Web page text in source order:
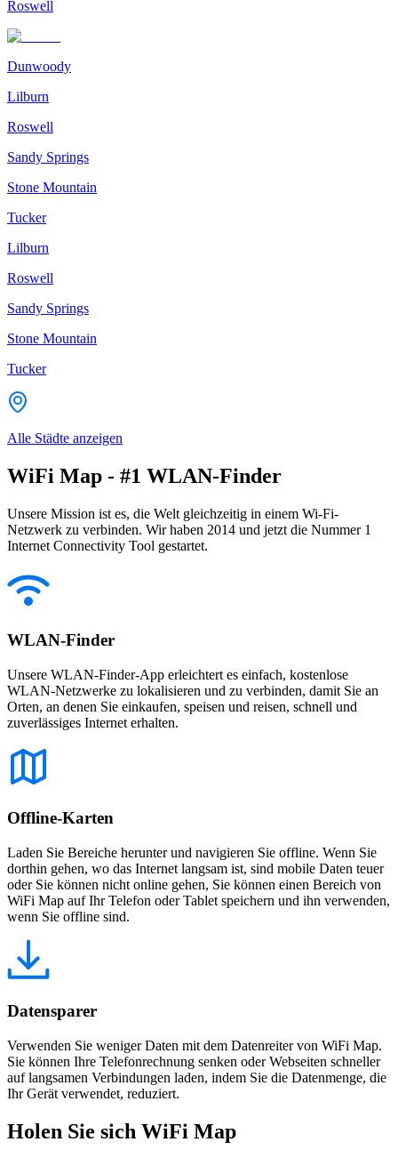
Roswell
Dunwoody
Lilburn
Roswell
Sandy Springs
Stone Mountain
Tucker
Lilburn
Roswell
Sandy Springs
Stone Mountain
Tucker
Alle Städte anzeigen
WiFi Map - #1 WLAN-Finder
Unsere Mission ist es, die Welt gleichzeitig in einem Wi-Fi-
Netzwerk zu verbinden. Wir haben 2014 und jetzt die Nummer 1
Internet Connectivity Tool gestartet.
WLAN-Finder
Unsere WLAN-Finder-App erleichtert es einfach, kostenlose
WLAN-Netzwerke zu lokalisieren und zu verbinden, damit Sie an
Orten, an denen Sie einkaufen, speisen und reisen, schnell und
zuverlässiges Internet erhalten.
Offline-Karten
Laden Sie Bereiche herunter und navigieren Sie offline. Wenn Sie
dorthin gehen, wo das Internet langsam ist, sind mobile Daten teuer
oder Sie können nicht online gehen, Sie können einen Bereich von
WiFi Map auf Ihr Telefon oder Tablet speichern und ihn verwenden,
wenn Sie offline sind.
Datensparer
Verwenden Sie weniger Daten mit dem Datenreiter von WiFi Map.
Sie können Ihre Telefonrechnung senken oder Webseiten schneller
auf langsamen Verbindungen laden, indem Sie die Datenmenge, die
Ihr Gerät verwendet, reduziert.
Holen Sie sich WiFi Map